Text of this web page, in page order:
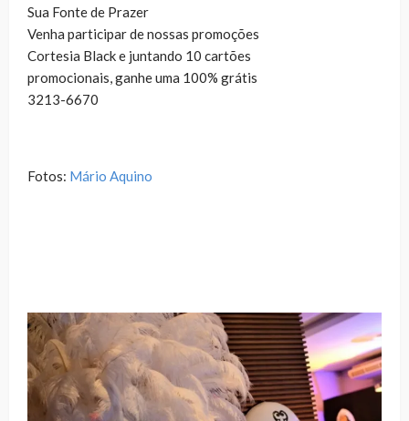
Sua Fonte de Prazer
Venha participar de nossas promoções
Cortesia Black e juntando 10 cartões
promocionais, ganhe uma 100% grátis
3213-6670
Fotos: Mário Aquino